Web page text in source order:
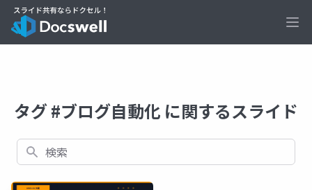
タグ #ブログ自動化 に関するスライド
検索